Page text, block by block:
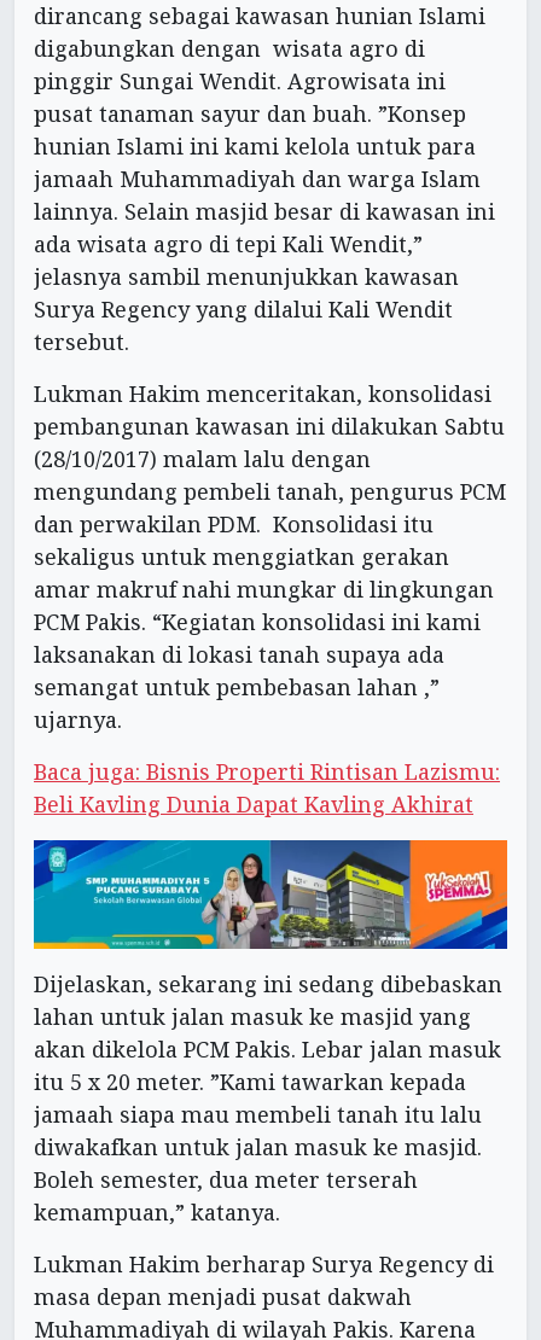
dirancang sebagai kawasan hunian Islami
digabungkan dengan wisata agro di
pinggir Sungai Wendit. Agrowisata ini
pusat tanaman sayur dan buah. ”Konsep
hunian Islami ini kami kelola untuk para
jamaah Muhammadiyah dan warga Islam
lainnya. Selain masjid besar di kawasan ini
ada wisata agro di tepi Kali Wendit,”
jelasnya sambil menunjukkan kawasan
Surya Regency yang dilalui Kali Wendit
tersebut.
Lukman Hakim menceritakan, konsolidasi
pembangunan kawasan ini dilakukan Sabtu
(28/10/2017) malam lalu dengan
mengundang pembeli tanah, pengurus PCM
dan perwakilan PDM. Konsolidasi itu
sekaligus untuk menggiatkan gerakan
amar makruf nahi mungkar di lingkungan
PCM Pakis. “Kegiatan konsolidasi ini kami
laksanakan di lokasi tanah supaya ada
semangat untuk pembebasan lahan ,”
ujarnya.
Baca juga: Bisnis Properti Rintisan Lazismu:
Beli Kavling Dunia Dapat Kavling Akhirat
Dijelaskan, sekarang ini sedang dibebaskan
lahan untuk jalan masuk ke masjid yang
akan dikelola PCM Pakis. Lebar jalan masuk
itu 5 x 20 meter. ”Kami tawarkan kepada
jamaah siapa mau membeli tanah itu lalu
diwakafkan untuk jalan masuk ke masjid.
Boleh semester, dua meter terserah
kemampuan,” katanya.
Lukman Hakim berharap Surya Regency di
masa depan menjadi pusat dakwah
Muhammadiyah di wilayah Pakis. Karena